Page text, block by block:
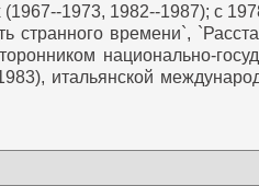
1973, 1982--1987); с
странного времени`,
национально-
итальянской